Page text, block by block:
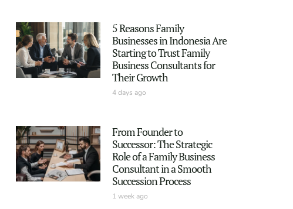
5 Reasons Family
Businesses in Indonesia Are
Starting to Trust Family
Business Consultants for
Their Growth
4 days ago
From Founder to
Successor: The Strategic
Role of a Family Business
Consultant in a Smooth
Succession Process
1 week ago